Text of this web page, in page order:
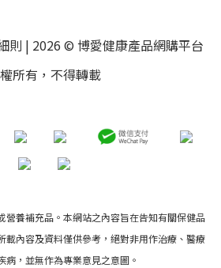
則 | 2026 © 博愛健康產品網購平台
所有，不得轉載
營養補充品。本網站之內容旨在告知有關保健品
載內容及資料僅供參考，絕對非用作治療、醫療
病，並無作為專業意見之意圖。